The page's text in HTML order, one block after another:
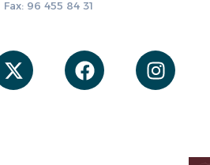
Fax: 96 455 84 31
X-
twitter
Facebook